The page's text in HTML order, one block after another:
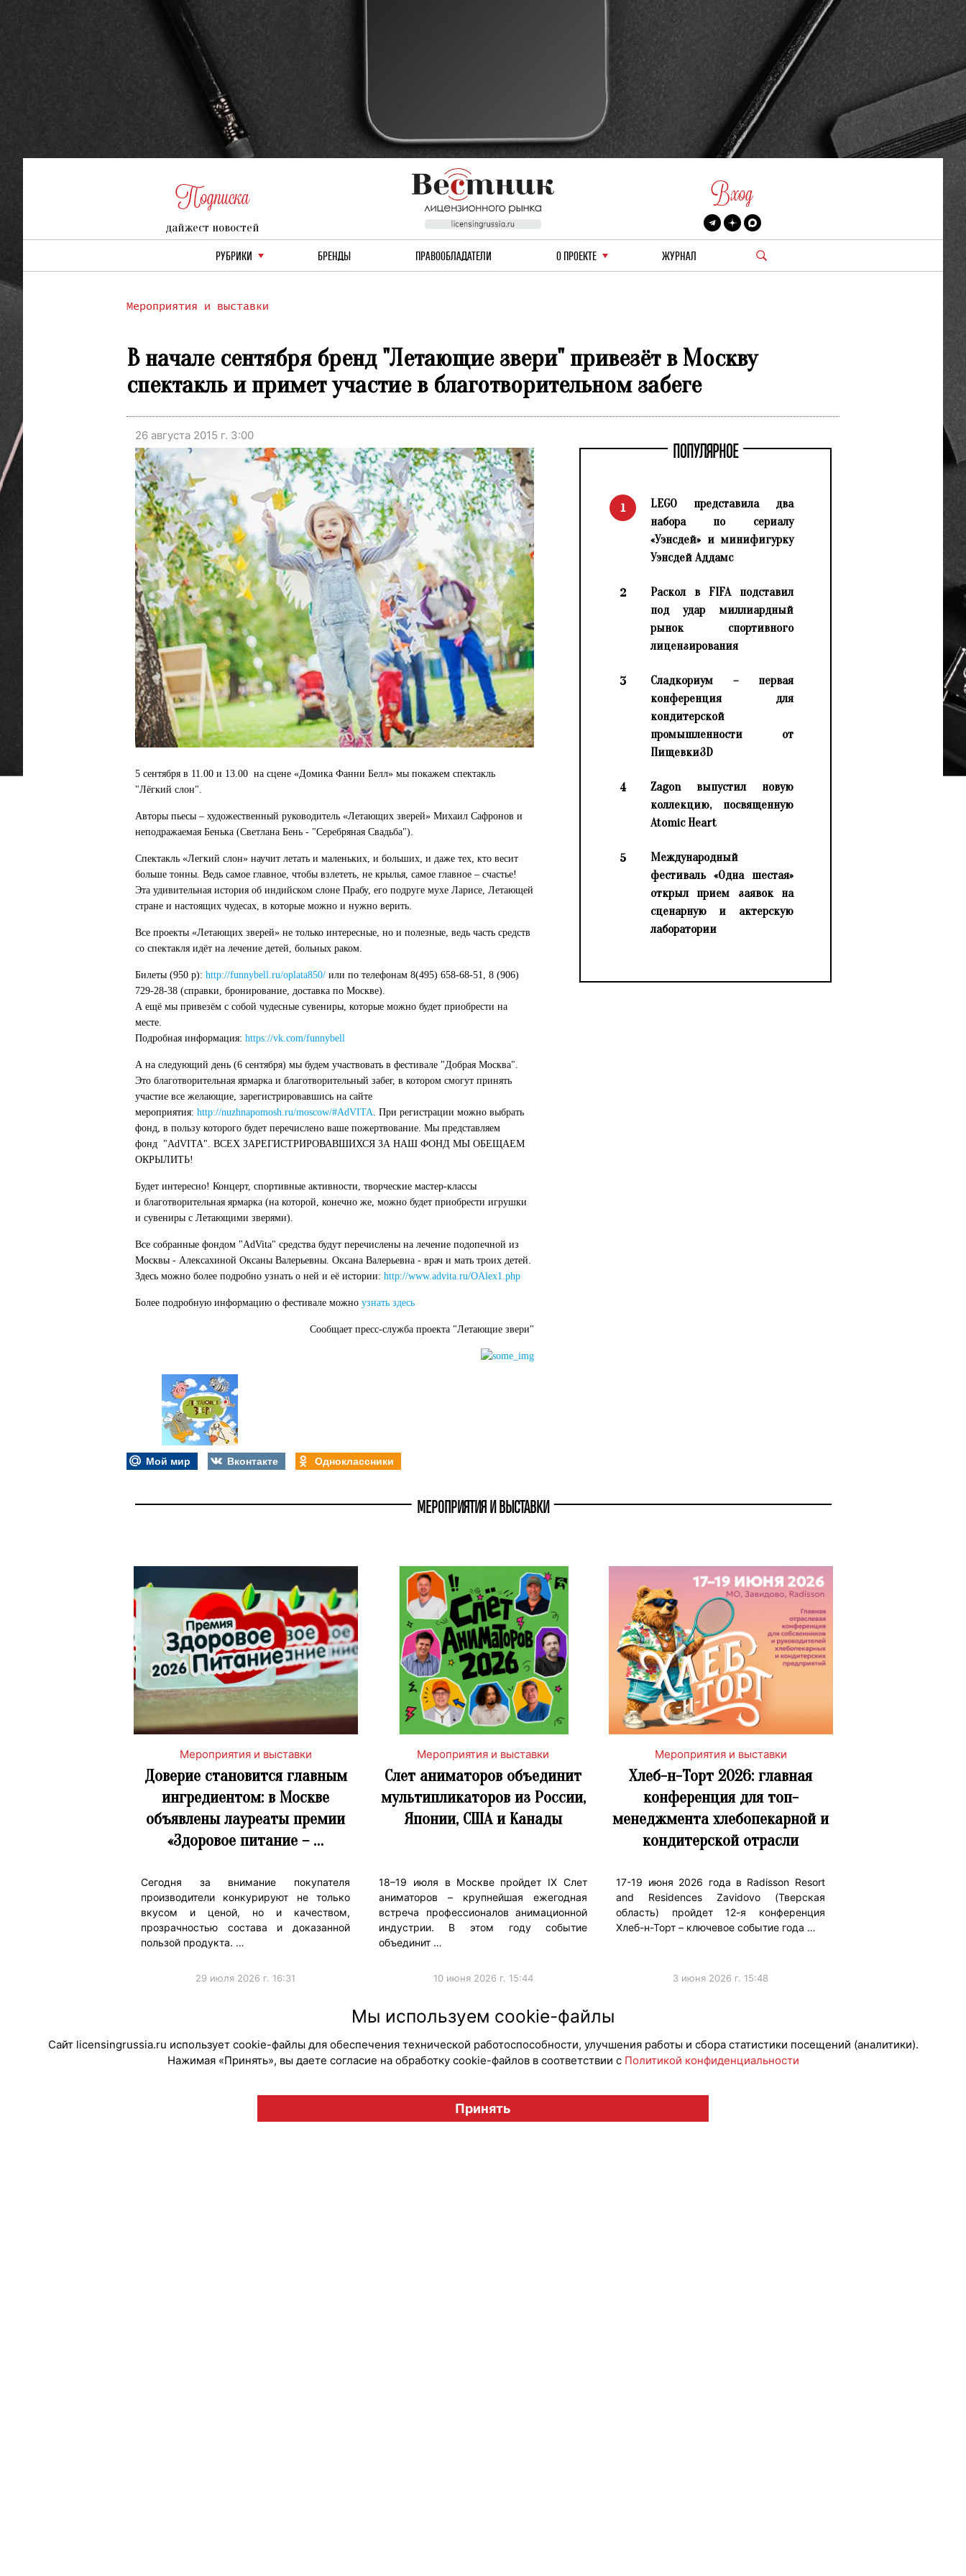
Подписка
дайжест новостей
Вход
РУБРИКИ БРЕНДЫ ПРАВООБЛАДАТЕЛИ О ПРОЕКТЕ ЖУРНАЛ
Мероприятия и выставки
В начале сентября бренд "Летающие звери" привезёт в Москву
спектакль и примет участие в благотворительном забеге
26 августа 2015 г. 3:00
5 сентября в 11.00 и 13.00 на сцене «Домика Фанни Белл» мы покажем спектакль
"Лёгкий слон".
Авторы пьесы – художественный руководитель «Летающих зверей» Михаил Сафронов и
неподражаемая Бенька (Светлана Бень - "Серебряная Свадьба").
Спектакль «Легкий слон» научит летать и маленьких, и больших, и даже тех, кто весит
больше тонны. Ведь самое главное, чтобы взлететь, не крылья, самое главное – счастье!
Эта удивительная история об индийском слоне Прабу, его подруге мухе Ларисе, Летающей
стране и настоящих чудесах, в которые можно и нужно верить.
Все проекты «Летающих зверей» не только интересные, но и полезные, ведь часть средств
со спектакля идёт на лечение детей, больных раком.
Билеты (950 р): http://funnybell.ru/oplata850/или по телефонам 8(495) 658-68-51, 8 (906)
729-28-38 (справки, бронирование, доставка по Москве).
А ещё мы привезём с собой чудесные сувениры, которые можно будет приобрести на
месте.
Подробная информация: https://vk.com/funnybell
А на следующий день (6 сентября) мы будем участвовать в фестивале "Добрая Москва".
Это благотворительная ярмарка и благотворительный забег, в котором смогут принять
участие все желающие, зарегистрировавшись на сайте
мероприятия: http://nuzhnapomosh.ru/moscow/#AdVITA. При регистрации можно выбрать
фонд, в пользу которого будет перечислено ваше пожертвование. Мы представляем
фонд "AdVITA". ВСЕХ ЗАРЕГИСТРИРОВАВШИХСЯ ЗА НАШ ФОНД МЫ ОБЕЩАЕМ
ОКРЫЛИТЬ!
Будет интересно! Концерт, спортивные активности, творческие мастер-классы
и благотворительная ярмарка (на которой, конечно же, можно будет приобрести игрушки
и сувениры с Летающими зверями).
Все собранные фондом "AdVita" средства будут перечислены на лечение подопечной из
Москвы - Алексахиной Оксаны Валерьевны. Оксана Валерьевна - врач и мать троих детей.
Здесь можно более подробно узнать о ней и её истории: http://www.advita.ru/OAlex1.php
Более подробную информацию о фестивале можно узнать здесь
Сообщает пресс-служба проекта "Летающие звери"
ПОПУЛЯРНОЕ
1
LEGO представила два
набора по сериалу
«Уэнсдей» и минифигурку
Уэнсдей Аддамс
2
Раскол в FIFA подставил
под удар миллиардный
рынок спортивного
лицензирования
3
Сладкориум – первая
конференция для
кондитерской
промышленности от
Пищевки3D
4
Zagon выпустил новую
коллекцию, посвященную
Atomic Heart
5
Международный
фестиваль «Одна шестая»
открыл прием заявок на
сценарную и актерскую
лаборатории
Мой мир Вконтакте Одноклассники
МЕРОПРИЯТИЯ И ВЫСТАВКИ
Мероприятия и выставки
Доверие становится главным
ингредиентом: в Москве
объявлены лауреаты премии
«Здоровое питание – …
Сегодня за внимание покупателя
производители конкурируют не только
вкусом и ценой, но и качеством,
прозрачностью состава и доказанной
пользой продукта. …
29 июля 2026 г. 16:31
Мероприятия и выставки
Слет аниматоров объединит
мультипликаторов из России,
Японии, США и Канады
18–19 июля в Москве пройдет IX Слет
аниматоров – крупнейшая ежегодная
встреча профессионалов анимационной
индустрии. В этом году событие
объединит …
10 июня 2026 г. 15:44
Мероприятия и выставки
Хлеб-н-Торт 2026: главная
конференция для топ-
менеджмента хлебопекарной и
кондитерской отрасли
17-19 июня 2026 года в Radisson Resort
and Residences Zavidovo (Тверская
область) пройдет 12-я конференция
Хлеб-н-Торт – ключевое событие года …
3 июня 2026 г. 15:48
© "Вестник лицензионного рынка", licensingrussia.ru, 2009-2026 12+
Мы используем cookie-файлы
Сайт licensingrussia.ru использует cookie-файлы для обеспечения технической работоспособности, улучшения работы и сбора статистики посещений (аналитики).
Нажимая «Принять», вы даете согласие на обработку cookie-файлов в соответствии с Политикой конфиденциальности
Принять